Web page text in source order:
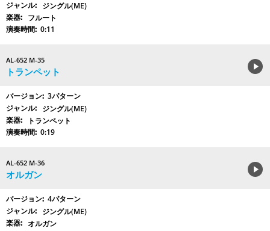
ジングル(ME)
フルート
0:11
AL-652 M-35
トランペット
3パターン
ジングル(ME)
トランペット
0:19
AL-652 M-36
オルガン
4パターン
ジングル(ME)
オルガン